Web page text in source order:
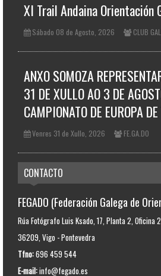
XI Trail Andaina Orientación
Sábado 08 de Agosto, 2026 CLUB
ANXO SOMOZA
31 DE XULLO AO 3 DE
CAMPIONATO DE EUROPA
Venres 31 de Xullo, 2026 FE.GA.DO
CONTACTO
FEGADO (Federación Galega de
Rúa Fotógrafo Luis Ksado, 17, Planta 2, Oficina
36209, Vigo - Pontevedra
Tfno:696 459 544
E-mail:info@fegado.es